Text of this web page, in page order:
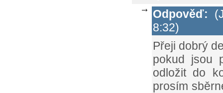
Odpověď:
8:32)
Přeji dobrý
pokud jsou
odložit do
prosím